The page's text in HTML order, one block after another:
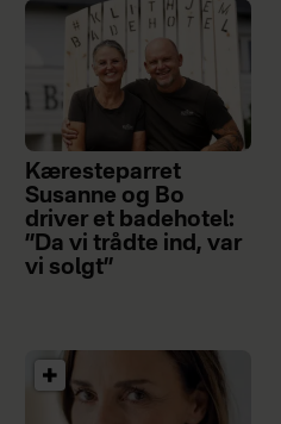
Kæresteparret
Susanne og Bo
driver et badehotel:
”Da vi trådte ind, var
vi solgt”